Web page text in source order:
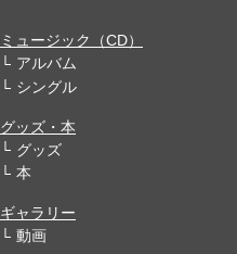
ミュージック（CD）
アルバム
シングル
グッズ・本
グッズ
本
ギャラリー
動画